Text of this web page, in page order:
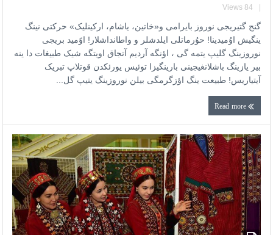
84 Views
گنج گتیریجی نوروز بایرامی و«خاتین، یاشام، ارکینلیک» حرکتی نینگ
ینگیش اوُمیدینا! حوُرماتلی ایلدشلر و واطانداشلار! اوًمید بریجی
نوروزینگ گلیپ یتمه گی ، اؤنگه آردیم آتجاق اویتگه شیک طبیغات دا ینه
بیر یازینگ باشلانغیجینی بارینگیزا توئیس یورئکدن قوتلاپ تبریک
آیتیاریس! طبیعت ینگ اؤزگرمگی بیلن نوروزینگ یتیپ گل...
Read more